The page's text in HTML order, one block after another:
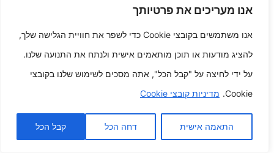
אנו מעריכים את פרטיותך
אנו משתמשים בקובצי Cookie כדי לשפר את חוויית הגלישה שלך,
להציג מודעות או תוכן מותאמים אישית ולנתח את התנועה שלנו.
על ידי לחיצה על "קבל הכל", אתה מסכים לשימוש שלנו בקובצי
Cookie. מדיניות קובצי Cookie
התאמה אישית דחה הכל קבל הכל
פעולה באמצעות יצירה ושיתוף של חומר תוכן
מרתק ומושך שימשוך את צופים היעד
האינדיבידואלי שלך ויעודד אלה ליישם אחר העסק
המקוון שלך בפינטרסט.
בפינטרסט?